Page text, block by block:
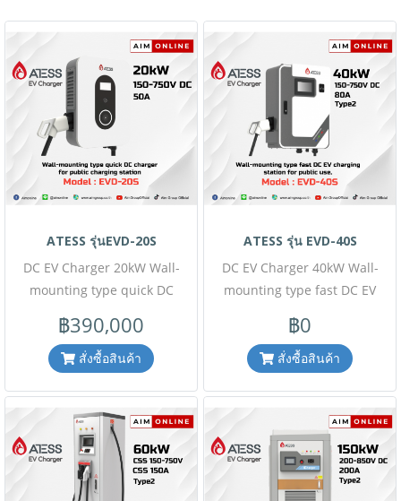
ATESS รุ่นEVD-20S
DC EV Charger 20kW Wall-
mounting type quick DC
station, CCS type 2 plug โปรโม
ชั่นราคาพิเศษนี้เฉพาะสั่งซื้อ
ภาษีมูลค่าเพิ่ม,ค่าขนส่ง ,ราคาอาจ
มีการเปลี่ยนแปลงได้ โดยไม่แจ้ง
ให้ทราบล่วงหน้า) เช็คสต๊อกสินค้า
ก่อนสั่งซื้อ Line ID : @aimonline
ฝ่ายขายออนไลน์ : 063-879-9917
฿390,000
สั่งซื้อสินค้า
ATESS รุ่น EVD-40S
DC EV Charger 40kW Wall-
mounting type fast DC EV
use, CCS type 2 plug ขอราคา
พิเศษ ติดต่อฝ่ายขาย โทร : 063-
ฝ่ายขายโครงการ : 098-159-
0978 ( สินค้ายังไม่รวมภาษีมูลค่า
เพิ่ม,ค่าขนส่ง ,ราคาอาจมีการ
เปลี่ยนแปลงได้ โดยไม่แจ้งให้
ทราบล่วงหน้า) เช็คสต๊อกสินค้า
฿0
สั่งซื้อสินค้า